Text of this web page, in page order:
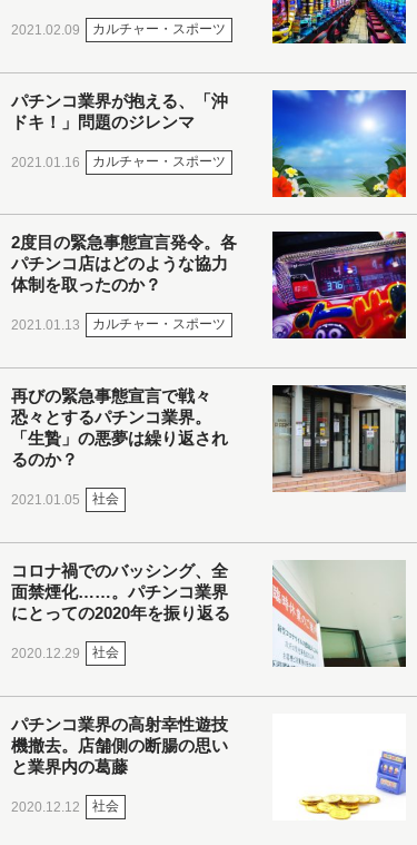
2021.02.09 カルチャー・スポーツ
パチンコ業界が抱える、「沖
ドキ！」問題のジレンマ
2021.01.16 カルチャー・スポーツ
2度目の緊急事態宣言発令。各
パチンコ店はどのような協力
体制を取ったのか？
2021.01.13 カルチャー・スポーツ
再びの緊急事態宣言で戦々
恐々とするパチンコ業界。
「生贄」の悪夢は繰り返され
るのか？
2021.01.05 社会
コロナ禍でのバッシング、全
面禁煙化……。パチンコ業界
にとっての2020年を振り返る
2020.12.29 社会
パチンコ業界の高射幸性遊技
機撤去。店舗側の断腸の思い
と業界内の葛藤
2020.12.12 社会